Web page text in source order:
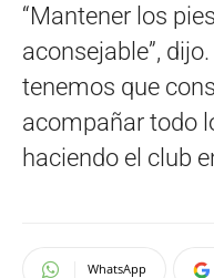
“Mantener los
aconsejable”,
tenemos que
acompañar todo
haciendo el club
WhatsApp